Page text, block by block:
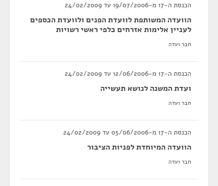
הכנסת ה-17 מ-19/07/2006 עד 24/02/2009
הוועדה המשותפת לוועדת הפנים ולוועדת הכספים
לעניין אלימות אזרחים כלפי ראשי רשויות
חבר ועדה
הכנסת ה-17 מ-12/06/2006 עד 24/02/2009
ועדת המשנה לנושא תעשייה
חבר ועדה
הכנסת ה-17 מ-05/06/2006 עד 24/02/2009
הוועדה המיוחדת לפניות הציבור
חבר ועדה